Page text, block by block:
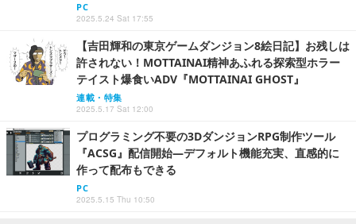
PC
2025.5.24 Sat 17:55
【吉田輝和の東京ゲームダンジョン8絵日記】お残しは
許されない！MOTTAINAI精神あふれる探索型ホラー
テイスト爆食いADV『MOTTAINAI GHOST』
連載・特集
2025.5.17 Sat 12:00
プログラミング不要の3DダンジョンRPG制作ツール
『ACSG』配信開始―デフォルト機能充実、直感的に
作って配布もできる
PC
2025.5.15 Thu 10:50